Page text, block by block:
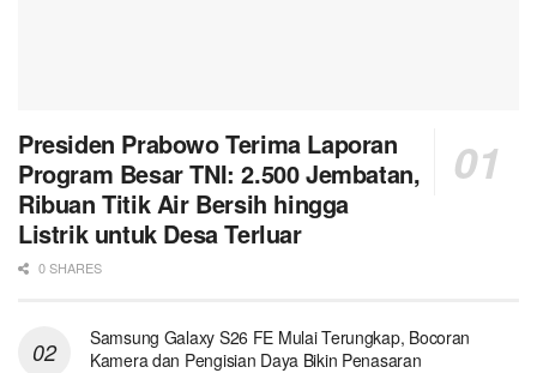
Presiden Prabowo Terima Laporan
Program Besar TNI: 2.500 Jembatan,
Ribuan Titik Air Bersih hingga
Listrik untuk Desa Terluar
0 SHARES
Samsung Galaxy S26 FE Mulai Terungkap, Bocoran
Kamera dan Pengisian Daya Bikin Penasaran